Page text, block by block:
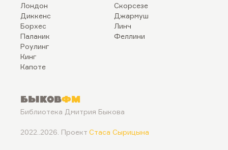
Лондон
Диккенс
Борхес
Паланик
Роулинг
Кинг
Капоте
Скорсезе
Джармуш
Линч
Феллини
БыковФМ
Библиотека Дмитрия Быкова
2022..2026. Проект Стаса Сырицына